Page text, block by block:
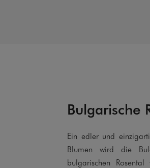
Bulgarische
Ein edler und
Blumen wird die
bulgarischen